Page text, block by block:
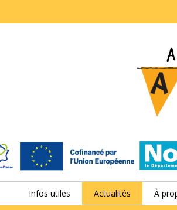
Infos utiles Actualités À